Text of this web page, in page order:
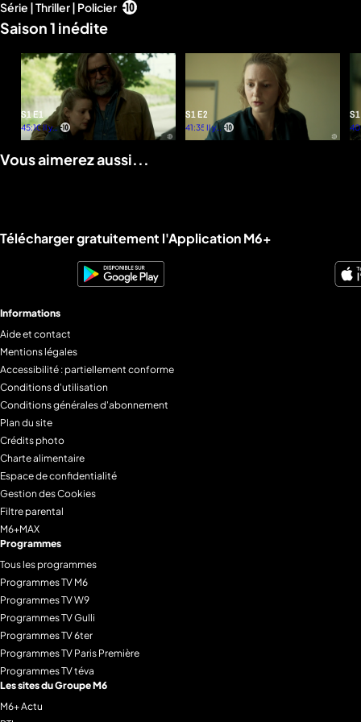
ATLANTIQUE PRODUCTIONS
Série | Thriller | Policier
Saison 1 inédite
S1 E1
45:10Il y a
plus
an
S1 E2
41:35 Il y a
plus
Vous aimerez aussi...
Liens utiles M6+.
Télécharger gratuitement l'Application M6+
Informations
Aide et contact
Mentions légales
Accessibilité : partiellement conforme
Conditions d'utilisation
Conditions générales d'abonnement
Plan du site
Crédits photo
Charte alimentaire
Espace de confidentialité
Gestion des Cookies
Filtre parental
M6+MAX
Programmes
Tous les programmes
Programmes TV M6
Programmes TV W9
Programmes TV Gulli
Programmes TV 6ter
Programmes TV Paris Première
Programmes TV téva
Les sites du Groupe M6
M6+ Actu